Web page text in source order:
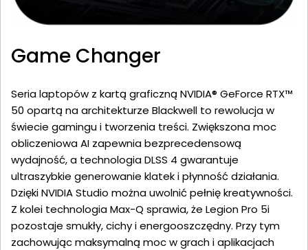
Game Changer
Seria laptopów z kartą graficzną NVIDIA® GeForce RTX™
50 opartą na architekturze Blackwell to rewolucja w
świecie gamingu i tworzenia treści. Zwiększona moc
obliczeniowa AI zapewnia bezprecedensową
wydajność, a technologia DLSS 4 gwarantuje
ultraszybkie generowanie klatek i płynność działania.
Dzięki NVIDIA Studio można uwolnić pełnię kreatywności.
Z kolei technologia Max-Q sprawia, że Legion Pro 5i
pozostaje smukły, cichy i energooszczędny. Przy tym
zachowując maksymalną moc w grach i aplikacjach